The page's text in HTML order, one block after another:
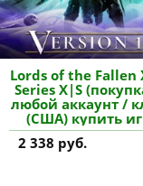
Lords of the Fallen
Series X|S
любой аккаунт /
(США) купить
2 338 руб.